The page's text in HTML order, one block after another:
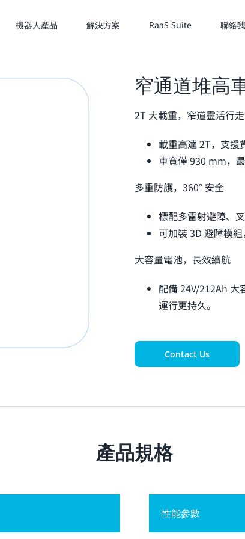
機器人產品 解決方案 RaaS Suite 聯絡
窄通道堆高
2T 大載重，窄道靈活行走
載重高達 2T，支援
車寬僅 930 mm，
多重防護，360° 安全
標配多雷射避障、
可加裝 3D 避障模
大容量電池，長效續航
配備 24V/212Ah 大
運行更持久。
Contact Us
產品規格
性能參數